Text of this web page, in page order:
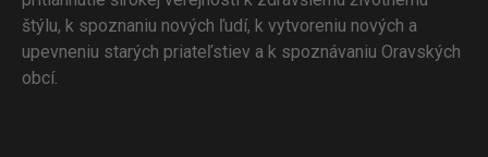
štýlu, k spoznaniu nových ľudí, k vytvoreniu nových a
upevneniu starých priateľstiev a k spoznávaniu Oravských
obcí.